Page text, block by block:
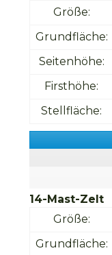
Größe:
Grundfläche:
Seitenhöhe:
Firsthöhe:
Stellfläche:
14-Mast-Zelt
Größe:
Grundfläche: